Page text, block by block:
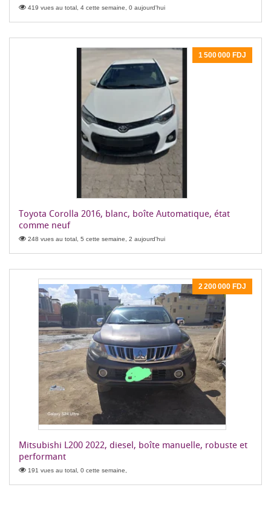
419 vues au total, 4 cette semaine, 0 aujourd'hui
1 500 000 FDJ
Toyota Corolla 2016, blanc, boîte Automatique, état
comme neuf
248 vues au total, 5 cette semaine, 2 aujourd'hui
2 200 000 FDJ
Mitsubishi L200 2022, diesel, boîte manuelle, robuste et
performant
191 vues au total, 0 cette semaine,